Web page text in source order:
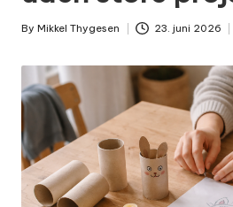
Posted
By Mikkel Thygesen 23. juni 2026